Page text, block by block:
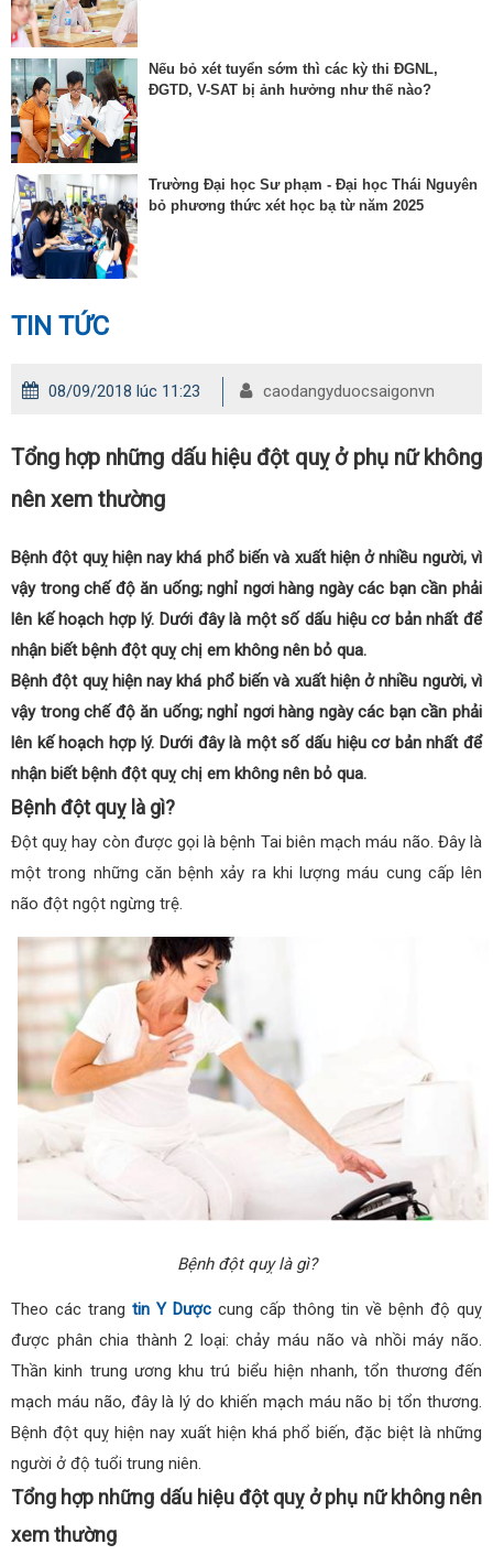
Nếu bỏ xét tuyển sớm thì các kỳ thi ĐGNL,
ĐGTD, V-SAT bị ảnh hưởng như thế nào?
Trường Đại học Sư phạm - Đại học Thái Nguyên
bỏ phương thức xét học bạ từ năm 2025
TIN TỨC
08/09/2018 lúc 11:23 caodangyduocsaigonvn
Tổng hợp những dấu hiệu đột quỵ ở phụ nữ không
nên xem thường
Bệnh đột quỵ hiện nay khá phổ biến và xuất hiện ở nhiều người, vì
vậy trong chế độ ăn uống; nghỉ ngơi hàng ngày các bạn cần phải
lên kế hoạch hợp lý. Dưới đây là một số dấu hiệu cơ bản nhất để
nhận biết bệnh đột quỵ chị em không nên bỏ qua.
Bệnh đột quỵ hiện nay khá phổ biến và xuất hiện ở nhiều người, vì
vậy trong chế độ ăn uống; nghỉ ngơi hàng ngày các bạn cần phải
lên kế hoạch hợp lý. Dưới đây là một số dấu hiệu cơ bản nhất để
nhận biết bệnh đột quỵ chị em không nên bỏ qua.
Bệnh đột quỵ là gì?
Đột quỵ hay còn được gọi là bệnh Tai biên mạch máu não. Đây là
một trong những căn bệnh xảy ra khi lượng máu cung cấp lên
não đột ngột ngừng trệ.
Bệnh đột quỵ là gì?
Theo các trang tin Y Dược cung cấp thông tin về bệnh độ quỵ
được phân chia thành 2 loại: chảy máu não và nhồi máy não.
Thần kinh trung ương khu trú biểu hiện nhanh, tổn thương đến
mạch máu não, đây là lý do khiến mạch máu não bị tổn thương.
Bệnh đột quỵ hiện nay xuất hiện khá phổ biến, đặc biệt là những
người ở độ tuổi trung niên.
Tổng hợp những dấu hiệu đột quỵ ở phụ nữ không nên
xem thường